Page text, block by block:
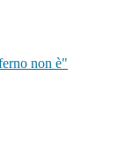
non è"